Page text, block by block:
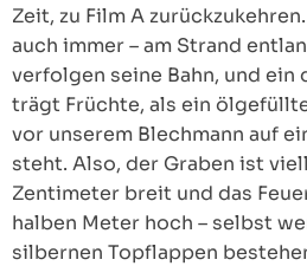
Zeit, zu Film A
auch immer – am Strand
verfolgen seine Bahn, und ein
trägt Früchte, als ein
vor unserem Blechmann auf
steht. Also, der Graben ist
Zentimeter breit und das
halben Meter hoch – selbst
silbernen Topflappen